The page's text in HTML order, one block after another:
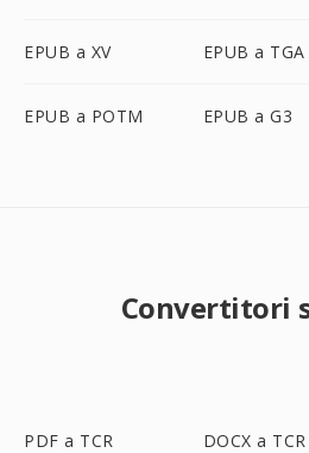
EPUB a XV EPUB a TGA
EPUB a POTM EPUB a G3
Convertitori
PDF a TCR DOCX a TCR